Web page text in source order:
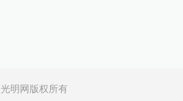
光明网版权所有